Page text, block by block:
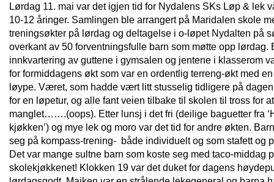
Lørdag 11. mai var det igjen tid for Nydalens SKs Løp & lek
10-12 åringer. Samlingen ble arrangert på Maridalen skole
treningsøkter på lørdag og deltagelse i o-løpet Nydalten på
overkant av 50 forventningsfulle barn som møtte opp lørdag.
innkvartering av guttene i gymsalen og jentene i klasserom
for formiddagens økt som var en ordentlig terreng-økt med
løype. Været, som hadde vært litt stusselig tidligere på
for en løpetur, og alle fant veien tilbake til skolen til tross for
manglet…….(oops). Etter lunsj i det fri (deilige baguetter fra
kjøkken’) og mye lek og moro var det tid for andre økten.
seg på kompass-trening- både individuelt og som stafett og
Det var mange sultne barn som koste seg med taco-middag
skolekjøkkenet! Klokken 19 var det duket for dagens